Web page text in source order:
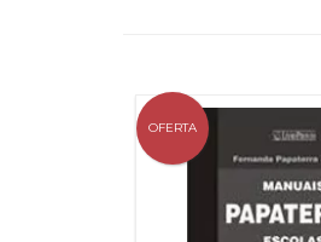
OFERTA